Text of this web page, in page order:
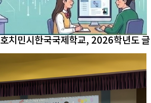
치민시한국국제학교, 2026학년도 글